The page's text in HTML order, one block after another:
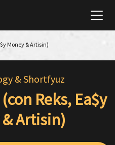
Money & Artisin)
& Shortfyuz
Reks, Ea$y
Artisin)